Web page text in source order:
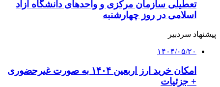
تعطیلی سازمان مرکزی و واحدهای دانشگاه آزاد
اسلامی در روز چهارشنبه
پیشنهاد سردبیر
۱۴۰۴/۰۵/۲۰
امکان خرید ارز اربعین ۱۴۰۴ به صورت غیرحضوری
+ جزئیات